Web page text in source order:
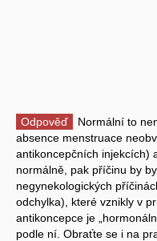
Odpověď
Normální to
absence menstruace
antikoncepčních injekcích)
normálně, pak příčinu by
negynekologických
odchylka), které vznikly v
antikoncepce je
podle ní. Obraťte se i na